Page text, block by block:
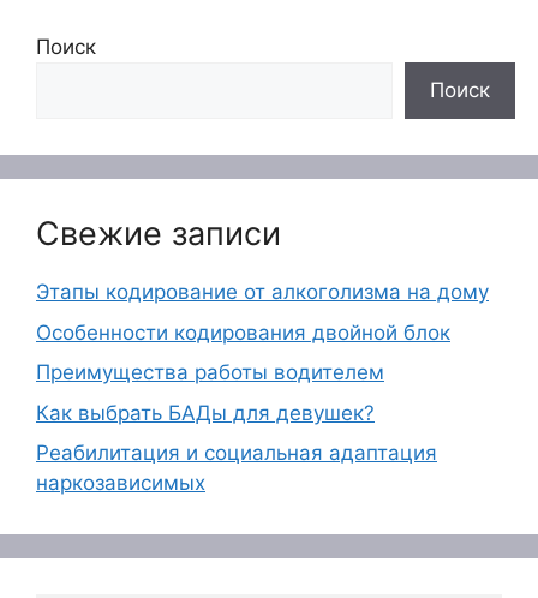
Поиск
Поиск
Свежие записи
Этапы кодирование от алкоголизма на дому
Особенности кодирования двойной блок
Преимущества работы водителем
Как выбрать БАДы для девушек?
Реабилитация и социальная адаптация
наркозависимых